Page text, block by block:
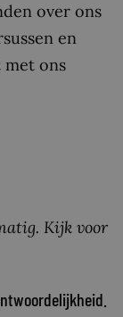
over ons
en
ons
Kijk voor